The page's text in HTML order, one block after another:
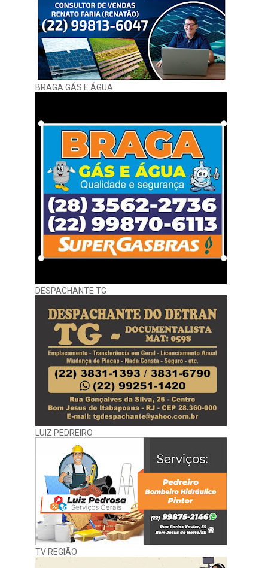
BRAGA GÁS E ÁGUA
DESPACHANTE TG
LUIZ PEDREIRO
TV REGIÃO